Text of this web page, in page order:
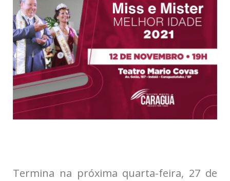
Termina na próxima quarta-feira, 27 de